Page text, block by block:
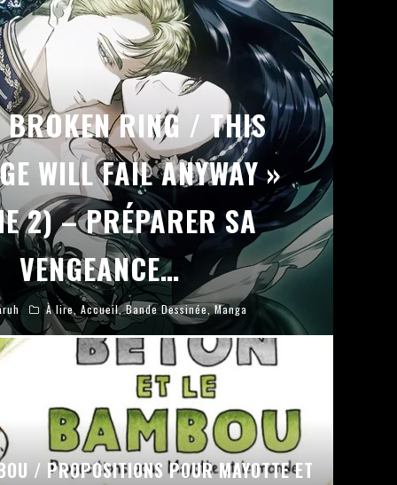
BROKEN RING / THIS
WILL FAIL ANYWAY »
2) – PRÉPARER SA
VENGEANCE…
À lire, Accueil,Bande Dessinée,Manga
/ PROPOSITIONS POUR MAYOTTE ET